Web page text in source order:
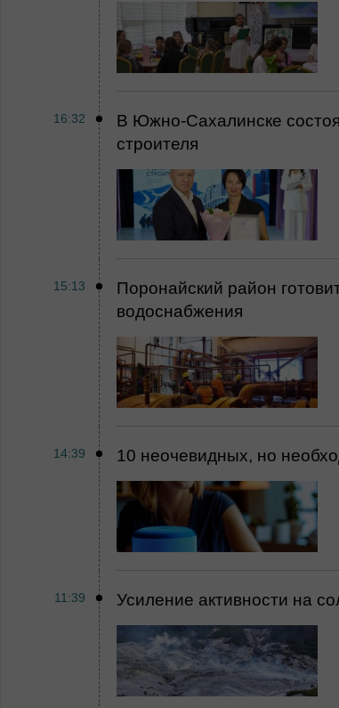
16:32
В Южно-Сахалинске
строителя
15:13
Поронайский район
водоснабжения
14:39 10 неочевидных, но
11:39 Усиление активности на